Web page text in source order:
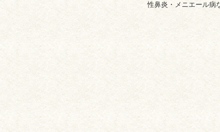
性鼻炎・メニエール病